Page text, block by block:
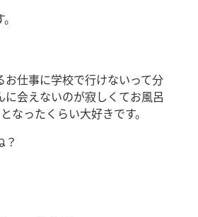
お仕事に学校で行けないって分
に会えないのが寂しくてお風呂
なったくらい大好きです。
？